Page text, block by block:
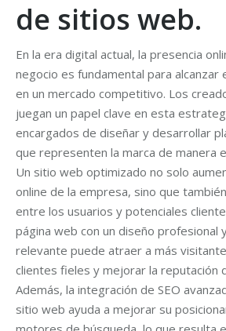
de sitios web.
En la era digital actual, la presencia
negocio es fundamental para
en un mercado competitivo. Los
juegan un papel clave en esta
encargados de diseñar y desarrollar
que representen la marca de manera
Un sitio web optimizado no solo
online de la empresa, sino que
entre los usuarios y potenciales
página web con un diseño profesional
relevante puede atraer a más
clientes fieles y mejorar la reputación
Además, la integración de SEO
sitio web ayuda a mejorar su